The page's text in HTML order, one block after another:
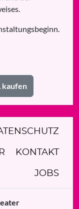
kaufen
KONTAKT
JOBS